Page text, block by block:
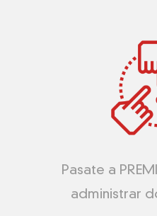
Pasate a
administrar